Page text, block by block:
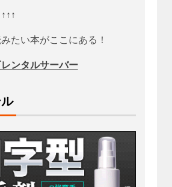
たい本がここにある！
ンタルサーバー